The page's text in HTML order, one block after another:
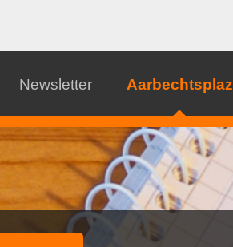
Newsletter Aarbechtsplaz